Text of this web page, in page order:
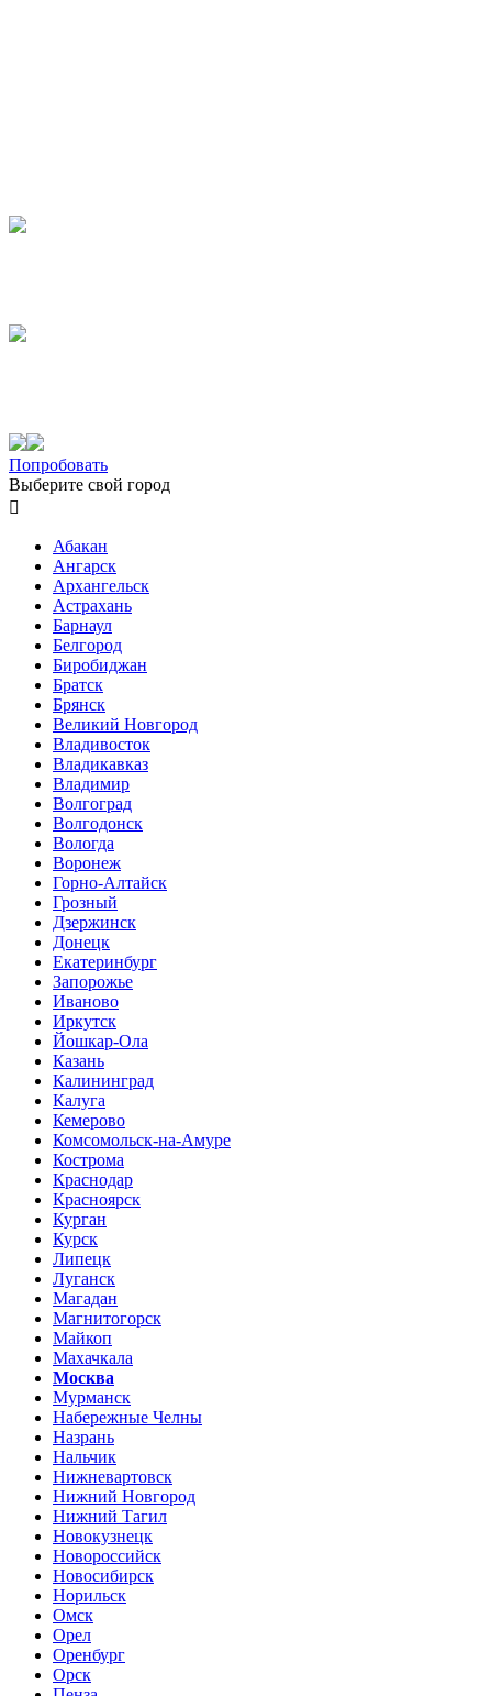
Попробовать
Выберите свой город

Абакан
Ангарск
Архангельск
Астрахань
Барнаул
Белгород
Биробиджан
Братск
Брянск
Великий Новгород
Владивосток
Владикавказ
Владимир
Волгоград
Волгодонск
Вологда
Воронеж
Горно-Алтайск
Грозный
Дзержинск
Донецк
Екатеринбург
Запорожье
Иваново
Иркутск
Йошкар-Ола
Казань
Калининград
Калуга
Кемерово
Комсомольск-на-Амуре
Кострома
Краснодар
Красноярск
Курган
Курск
Липецк
Луганск
Магадан
Магнитогорск
Майкоп
Махачкала
Москва
Мурманск
Набережные Челны
Назрань
Нальчик
Нижневартовск
Нижний Новгород
Нижний Тагил
Новокузнецк
Новороссийск
Новосибирск
Норильск
Омск
Орел
Оренбург
Орск